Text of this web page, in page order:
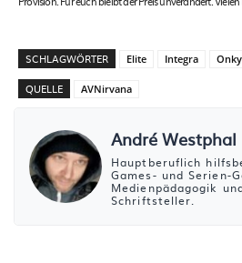
SCHLAGWÖRTER Elite Integra
QUELLE AVNirvana
André Westphal
Hauptberuflich
Games- und Serien-
Medienpädagogik
Schriftsteller.